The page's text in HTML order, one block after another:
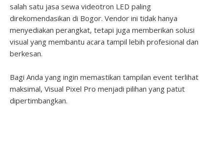
salah satu jasa sewa videotron LED paling
direkomendasikan di Bogor. Vendor ini tidak hanya
menyediakan perangkat, tetapi juga memberikan solusi
visual yang membantu acara tampil lebih profesional dan
berkesan.
Bagi Anda yang ingin memastikan tampilan event terlihat
maksimal, Visual Pixel Pro menjadi pilihan yang patut
dipertimbangkan.